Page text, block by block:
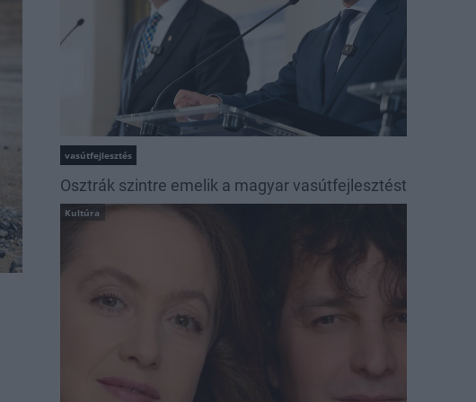
vasútfejlesztés
Osztrák szintre emelik a magyar vasútfejlesztést
Kultúra